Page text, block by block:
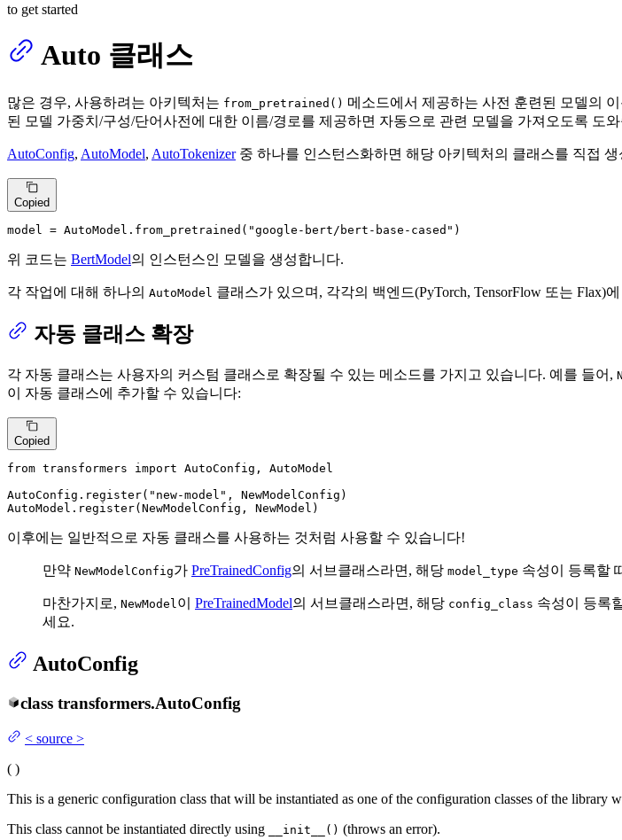
to get started
Auto 클래스
많은 경우, 사용하려는 아키텍처는 from_pretrained() 메소드에서 제공하는 사전 훈련된 모델의
된 모델 가중치/구성/단어사전에 대한 이름/경로를 제공하면 자동으로 관련 모델을 가져오도록 도
AutoConfig, AutoModel, AutoTokenizer중 하나를 인스턴스화하면 해당 아키텍처의 클래스를 직접 생
Copied
model = AutoModel.from_pretrained( "google-bert/bert-base-cased" )
위 코드는 BertModel의 인스턴스인 모델을 생성합니다.
각 작업에 대해 하나의 AutoModel 클래스가 있으며, 각각의 백엔드(PyTorch, TensorFlow 또는 Flax)
자동 클래스 확장
각 자동 클래스는 사용자의 커스텀 클래스로 확장될 수 있는 메소드를 가지고 있습니다. 예를 들어,
이 자동 클래스에 추가할 수 있습니다:
Copied
from transformers import AutoConfig, AutoModel
AutoConfig.register( "new-model" , NewModelConfig)
AutoModel.register(NewModelConfig, NewModel)
이후에는 일반적으로 자동 클래스를 사용하는 것처럼 사용할 수 있습니다!
만약 NewModelConfig가 PreTrainedConfig의 서브클래스라면, 해당 model_type 속성이 등록할
마찬가지로, NewModel 이 PreTrainedModel의 서브클래스라면, 해당 config_class 속성이 등록
세요.
AutoConfig
class transformers.AutoConfig
< source >
( )
This is a generic configuration class that will be instantiated as one of the configuration classes of the library
This class cannot be instantiated directly using
__init__() (throws an error).